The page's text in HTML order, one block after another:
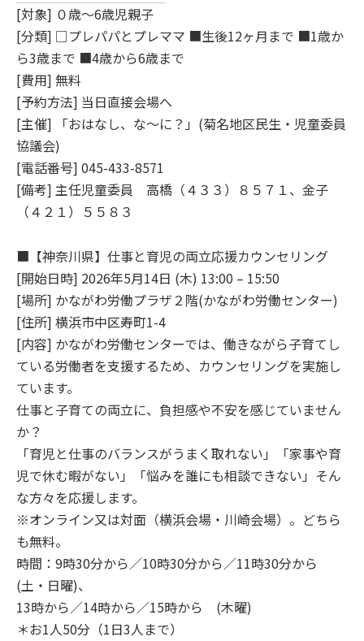
[対象] ０歳～6歳児親子
[分類] □プレパパとプレママ ■生後12ヶ月まで ■1歳か
ら3歳まで ■4歳から6歳まで
[費用] 無料
[予約方法] 当日直接会場へ
[主催] 「おはなし、な～に？」(菊名地区民生・児童委員
協議会)
[電話番号] 045-433-8571
[備考] 主任児童委員 高橋（４３３）８５７１、金子
（４２１）５５８３
■【神奈川県】仕事と育児の両立応援カウンセリング
[開始日時] 2026年5月14日 (木) 13:00 – 15:50
[場所] かながわ労働プラザ２階(かながわ労働センター)
[住所] 横浜市中区寿町1-4
[内容] かながわ労働センターでは、働きながら子育てし
ている労働者を支援するため、カウンセリングを実施し
ています。
仕事と子育ての両立に、負担感や不安を感じていません
か？
「育児と仕事のバランスがうまく取れない」「家事や育
児で休む暇がない」「悩みを誰にも相談できない」そん
な方々を応援します。
※オンライン又は対面（横浜会場・川崎会場）。どちら
も無料。
時間：9時30分から／10時30分から／11時30分から
(土・日曜)、
13時から／14時から／15時から (木曜)
＊お1人50分（1日3人まで）